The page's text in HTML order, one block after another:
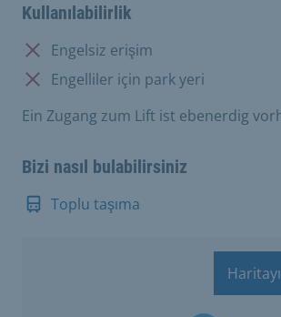
Kullanılabilirlik
Mevcut değil:
Engelsiz erişim
Mevcut değil:
Engelliler için park yeri
Ein Zugang zum Lift ist ebenerdig
Bizi nasıl bulabilirsiniz
Toplu taşıma